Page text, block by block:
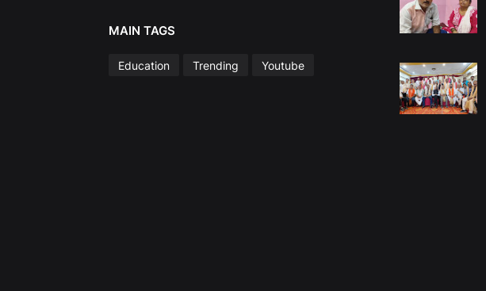
MAIN TAGS
Education Trending Youtube